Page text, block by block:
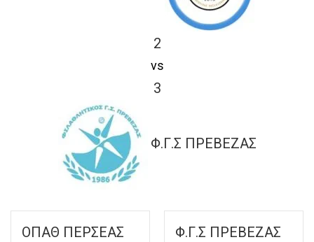
2
vs
3
Φ.Γ.Σ ΠΡΕΒΕΖΑΣ
ΟΠΑΘ ΠΕΡΣΕΑΣ Φ.Γ.Σ ΠΡΕΒΕΖΑΣ